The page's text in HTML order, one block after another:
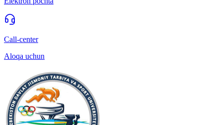
Call-center
Aloqa uchun